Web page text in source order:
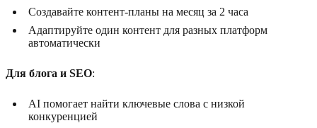
Создавайте контент-планы на месяц за 2 часа
Адаптируйте один контент для разных платформ
автоматически
Для блога и SEO:
AI помогает найти ключевые слова с низкой
конкуренцией